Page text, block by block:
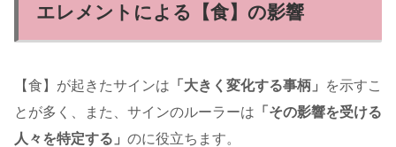
エレメントによる【食】の影響
【食】が起きたサインは 「大きく変化する事柄」
を示すこ
とが多く、また、サインのルーラーは 「その影響を受ける
人々を特定する」 のに役立ちます。